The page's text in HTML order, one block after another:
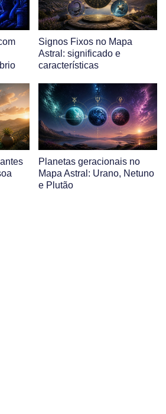
Signos Fixos no Mapa
Astral: significado e
características
Planetas geracionais no
Mapa Astral: Urano, Netuno
e Plutão